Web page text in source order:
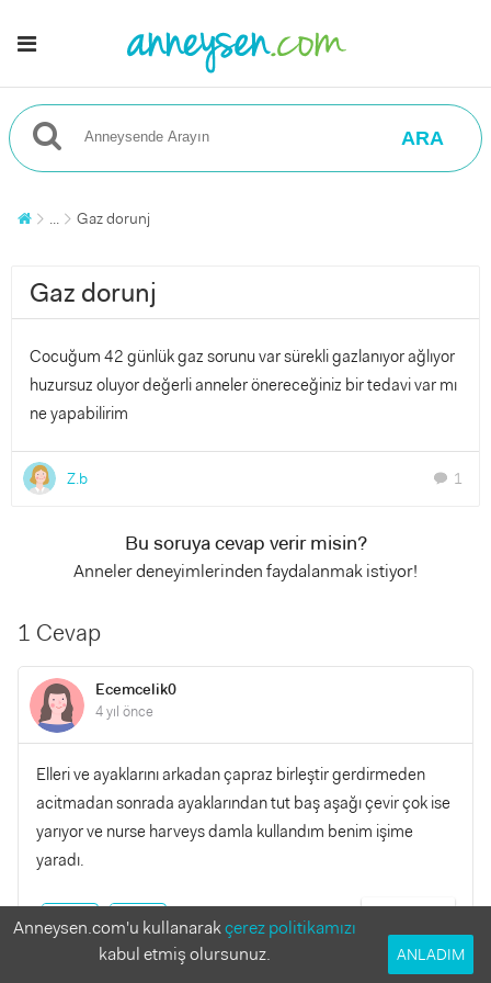
ARA
... Gaz dorunj
Gaz dorunj
Cocuğum 42 günlük gaz sorunu var sürekli gazlanıyor ağlıyor
huzursuz oluyor değerli anneler önereceğiniz bir tedavi var mı
ne yapabilirim
Z.b chat 1
Bu soruya cevap verir misin?
Anneler deneyimlerinden faydalanmak istiyor!
1 Cevap
Ecemcelik0
4 yıl önce
Elleri ve ayaklarını arkadan çapraz birleştir gerdirmeden
acitmadan sonrada ayaklarından tut baş aşağı çevir çok ise
yarıyor ve nurse harveys damla kullandım benim işime
yaradı.
0 0
Anneysen.com'u kullanarakçerez politikamızı
kabul etmiş olursunuz.
ANLADIM